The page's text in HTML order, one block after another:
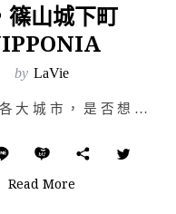
篠山城下町
by LaVie
走遍日本各大城市，是否想更深入鄉間之地感受最接地氣的人文風景？近來日本推行地方創生，加上實行新的民泊…
Read More